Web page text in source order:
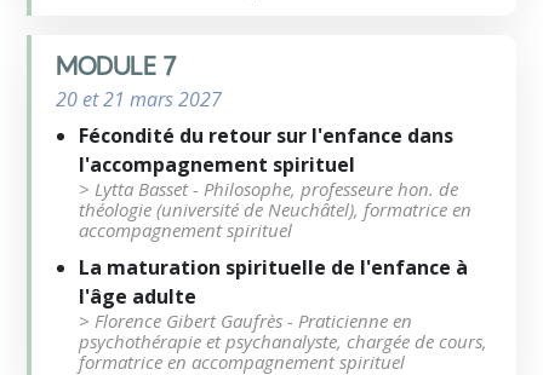
MODULE 7
20 et 21 mars 2027
Fécondité du retour sur l'enfance dans
l'accompagnement spirituel
> Lytta Basset - Philosophe, professeure hon. de
théologie (université de Neuchâtel), formatrice en
accompagnement spirituel
La maturation spirituelle de l'enfance à
l'âge adulte
> Florence Gibert Gaufrès - Praticienne en
psychothérapie et psychanalyste, chargée de cours,
formatrice en accompagnement spirituel